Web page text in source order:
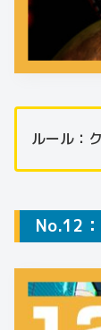
ルール：
No.12